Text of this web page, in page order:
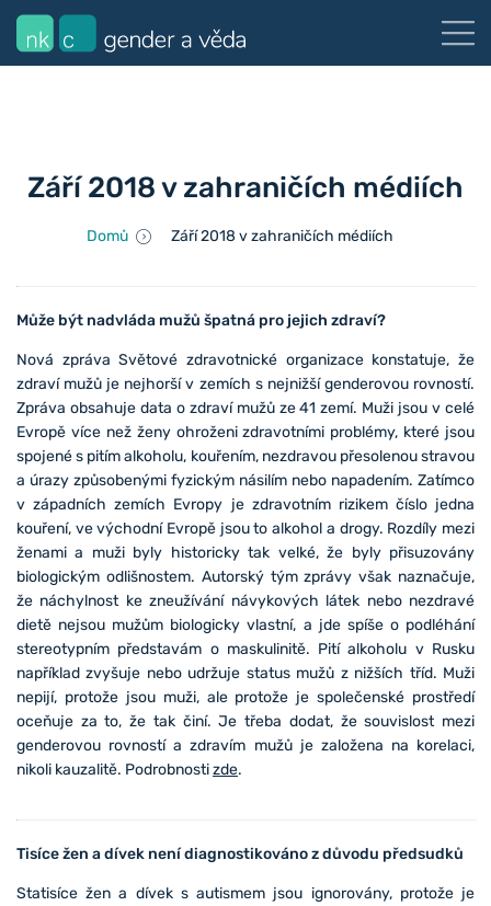
Září 2018 v zahraničích médiích
Domů Září 2018 v zahraničích médiích
Může být nadvláda mužů špatná pro jejich zdraví?
Nová zpráva Světové zdravotnické organizace konstatuje, že
zdraví mužů je nejhorší v zemích s nejnižší genderovou rovností.
Zpráva obsahuje data o zdraví mužů ze 41 zemí. Muži jsou v celé
Evropě více než ženy ohroženi zdravotními problémy, které jsou
spojené s pitím alkoholu, kouřením, nezdravou přesolenou stravou
a úrazy způsobenými fyzickým násilím nebo napadením. Zatímco
v západních zemích Evropy je zdravotním rizikem číslo jedna
kouření, ve východní Evropě jsou to alkohol a drogy. Rozdíly mezi
ženami a muži byly historicky tak velké, že byly přisuzovány
biologickým odlišnostem. Autorský tým zprávy však naznačuje,
že náchylnost ke zneužívání návykových látek nebo nezdravé
dietě nejsou mužům biologicky vlastní, a jde spíše o podléhání
stereotypním představám o maskulinitě. Pití alkoholu v Rusku
například zvyšuje nebo udržuje status mužů z nižších tříd. Muži
nepijí, protože jsou muži, ale protože je společenské prostředí
oceňuje za to, že tak činí. Je třeba dodat, že souvislost mezi
genderovou rovností a zdravím mužů je založena na korelaci,
nikoli kauzalitě. Podrobnostizde.
Tisíce žen a dívek není diagnostikováno z důvodu předsudků
Statisíce žen a dívek s autismem jsou ignorovány, protože je